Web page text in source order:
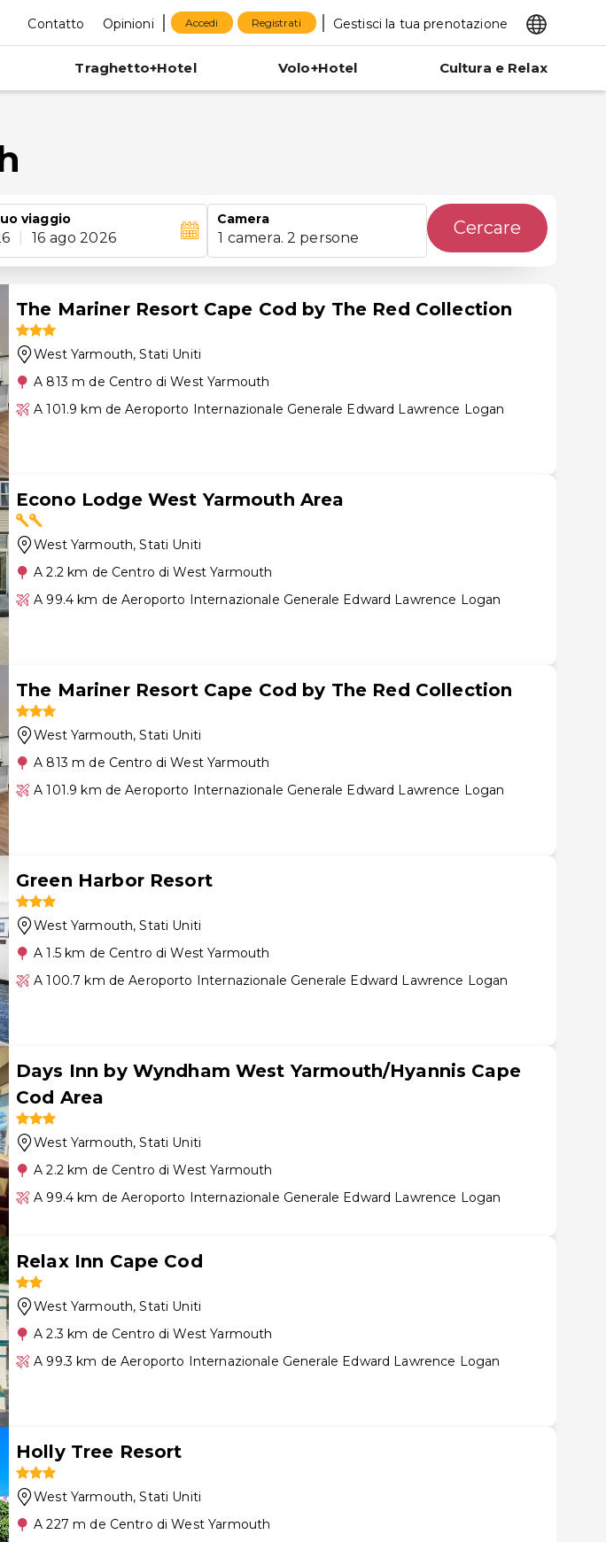
Contatto Opinioni Accedi Registrati Gestisci la tua prenotazione
Traghetto+Hotel Volo+Hotel Cultura e Relax
viaggio
16 ago 2026
Camera
1 camera. 2 persone Cercare
The Mariner Resort Cape Cod by The Red Collection
West Yarmouth, Stati Uniti
A 813 m de Centro di West Yarmouth
A 101.9 km de Aeroporto Internazionale Generale Edward Lawrence Logan
Econo Lodge West Yarmouth Area
West Yarmouth, Stati Uniti
A 2.2 km de Centro di West Yarmouth
A 99.4 km de Aeroporto Internazionale Generale Edward Lawrence Logan
The Mariner Resort Cape Cod by The Red Collection
West Yarmouth, Stati Uniti
A 813 m de Centro di West Yarmouth
A 101.9 km de Aeroporto Internazionale Generale Edward Lawrence Logan
Green Harbor Resort
West Yarmouth, Stati Uniti
A 1.5 km de Centro di West Yarmouth
A 100.7 km de Aeroporto Internazionale Generale Edward Lawrence Logan
Days Inn by Wyndham West Yarmouth/Hyannis Cape
Cod Area
West Yarmouth, Stati Uniti
A 2.2 km de Centro di West Yarmouth
A 99.4 km de Aeroporto Internazionale Generale Edward Lawrence Logan
Relax Inn Cape Cod
West Yarmouth, Stati Uniti
A 2.3 km de Centro di West Yarmouth
A 99.3 km de Aeroporto Internazionale Generale Edward Lawrence Logan
Holly Tree Resort
West Yarmouth, Stati Uniti
A 227 m de Centro di West Yarmouth